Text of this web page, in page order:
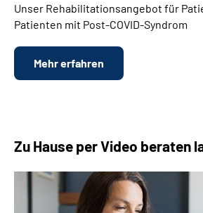
Unser Rehabilitationsangebot für
Patienten mit Post-COVID-Syndrom
Mehr erfahren
Zu Hause per Video beraten